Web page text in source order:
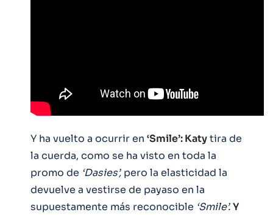
Y ha vuelto a ocurrir en ‘Smile’: Katytira de
la cuerda, como se ha visto en toda la
promo de ‘Dasies’, pero la elasticidad la
devuelve a vestirse de payaso en la
supuestamente más reconocible ‘Smile’.Y